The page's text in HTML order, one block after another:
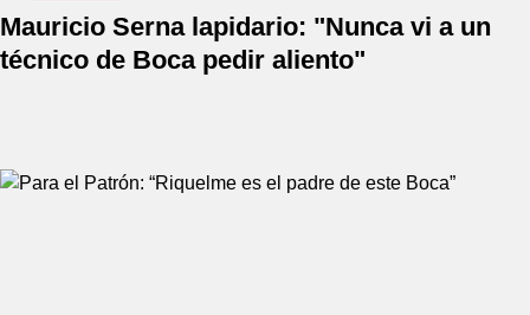
Mauricio Serna lapidario: "Nunca vi a un
técnico de Boca pedir aliento"